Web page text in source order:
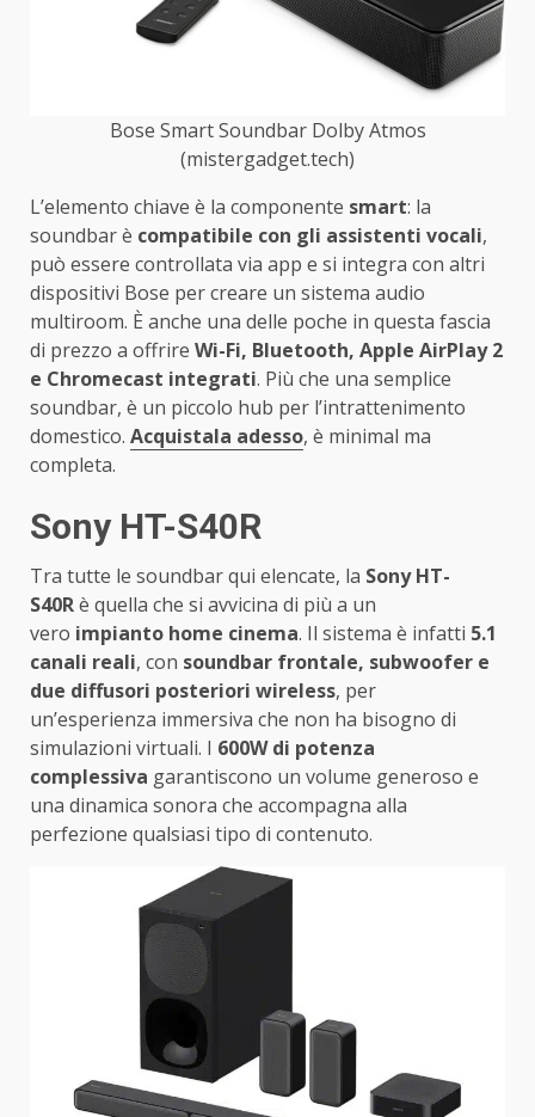
Bose Smart Soundbar Dolby Atmos
(mistergadget.tech)
L’elemento chiave è la componente smart: la
soundbar è compatibile con gli assistenti vocali,
può essere controllata via app e si integra con altri
dispositivi Bose per creare un sistema audio
multiroom. È anche una delle poche in questa fascia
di prezzo a offrire Wi-Fi, Bluetooth, Apple AirPlay 2
e Chromecast integrati. Più che una semplice
soundbar, è un piccolo hub per l’intrattenimento
domestico. Acquistala adesso, è minimal ma
completa.
Sony HT-S40R
Tra tutte le soundbar qui elencate, la Sony HT-
S40Rè quella che si avvicina di più a un
vero impianto home cinema. Il sistema è infatti 5.1
canali reali, con soundbar frontale, subwoofer e
due diffusori posteriori wireless, per
un’esperienza immersiva che non ha bisogno di
simulazioni virtuali. I 600W di potenza
complessiva garantiscono un volume generoso e
una dinamica sonora che accompagna alla
perfezione qualsiasi tipo di contenuto.